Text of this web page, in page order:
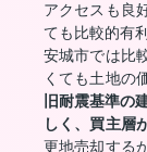
アクセスも良
ても比較的有
安城市では比
くても土地の
旧耐震基準の
しく、買主層
更地売却する